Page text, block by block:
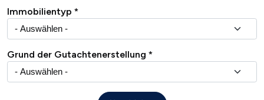
Immobilientyp
Grund der Gutachtenerstellung